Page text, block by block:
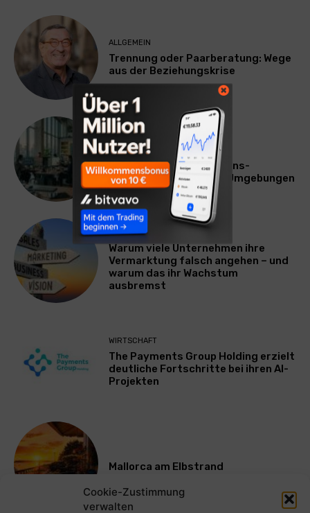
Cookie-Zustimmung
verwalten
ALLGEMEIN
Trennung oder Paarberatung: Wege
aus der Beziehungskrise
TECHNIK
SourcingBlox startet
CentaurNexus: Operations-
Plattform für Zscaler-Umgebungen
WERBUNG & MARKETING
Warum viele Unternehmen ihre
Vermarktung falsch angehen – und
warum das ihr Wachstum
ausbremst
WIRTSCHAFT
The Payments Group Holding erzielt
deutliche Fortschritte bei ihren AI-
Projekten
Mallorca am Elbstrand